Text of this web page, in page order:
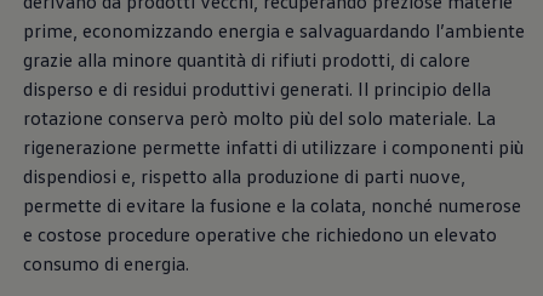
VW Connect per Transporter e Caravelle
Sistemi di assistenza alla guida
Aggiornamenti software
Aggiornamenti software per ID. Buzz
Car-Net e App-connect
California App
Service
Promozioni
Manutenzione e Servizi
Piani di Manutenzione
Ricambi, Oli Motore e Fluidi
Ruote e Pneumatici
prime, economizzando energia e salvaguardando l’ambiente
grazie alla minore quantità di rifiuti prodotti, di calore
disperso e di residui produttivi generati. Il principio della
rotazione conserva però molto più del solo materiale. La
rigenerazione permette infatti di utilizzare i componenti più
dispendiosi e, rispetto alla produzione di parti nuove,
permette di evitare la fusione e la colata, nonché numerose
e costose procedure operative che richiedono un elevato
consumo di energia.